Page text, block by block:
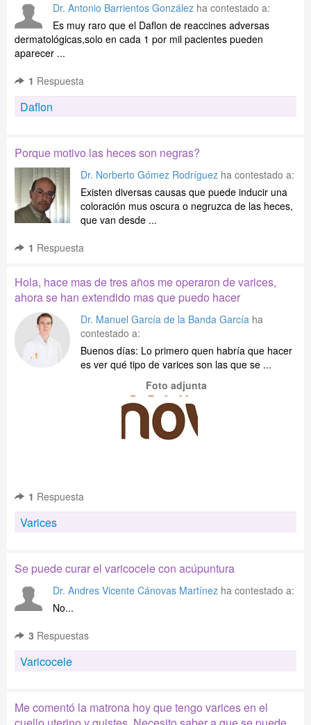
Dr. Antonio Barrientos González ha contestado a:
Es muy raro que el Daflon de reaccines adversas
dermatológicas,solo en cada 1 por mil pacientes pueden
aparecer ...
1 Respuesta
Daflon
Porque motivo las heces son negras?
Dr. Norberto Gómez Rodríguez ha contestado a:
Existen diversas causas que puede inducir una
coloración mus oscura o negruzca de las heces,
que van desde ...
1 Respuesta
Hola, hace mas de tres años me operaron de varices,
ahora se han extendido mas que puedo hacer
Dr. Manuel García de la Banda García ha
contestado a:
Buenos días: Lo primero quen habría que hacer
es ver qué tipo de varices son las que se ...
Foto adjunta
1 Respuesta
Varices
Se puede curar el varicocele con acúpuntura
Dr. Andres Vicente Cánovas Martínez ha contestado a:
No...
3 Respuestas
Varicocele
Me comentó la matrona hoy que tengo varices en el